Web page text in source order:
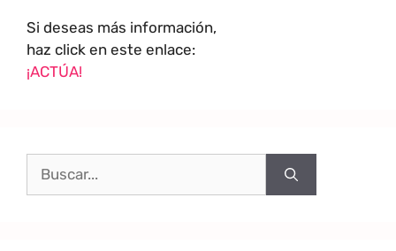
Si deseas más información,
haz click en este enlace:
¡ACTÚA!